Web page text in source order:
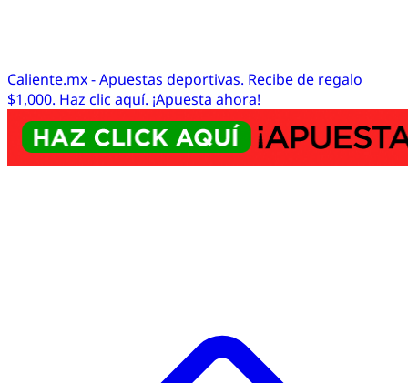
Caliente.mx - Apuestas deportivas. Recibe de regalo
$1,000. Haz clic aquí. ¡Apuesta ahora!